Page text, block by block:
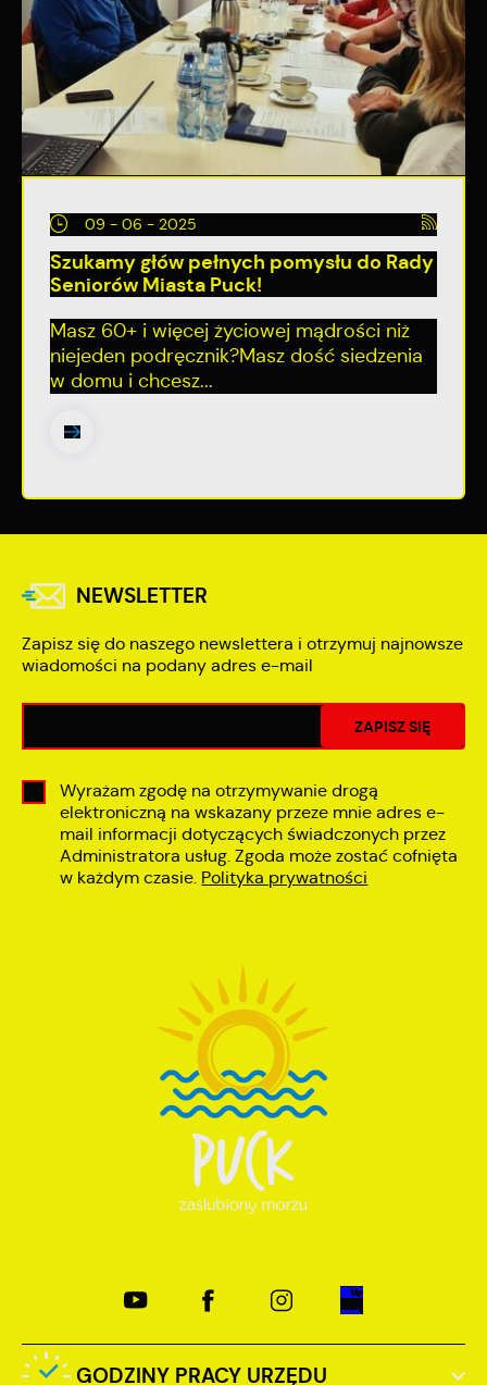
09 - 06 - 2025
Szukamy głów pełnych pomysłu do Rady
Seniorów Miasta Puck!
Masz 60+ i więcej życiowej mądrości niż
niejeden podręcznik?Masz dość siedzenia
w domu i chcesz...
NEWSLETTER
Zapisz się do naszego newslettera i otrzymuj najnowsze
wiadomości na podany adres e-mail
Wyrażam zgodę na otrzymywanie drogą
elektroniczną na wskazany przeze mnie adres e-
mail informacji dotyczących świadczonych przez
Administratora usług. Zgoda może zostać cofnięta
w każdym czasie. Polityka prywatności
GODZINY PRACY URZĘDU